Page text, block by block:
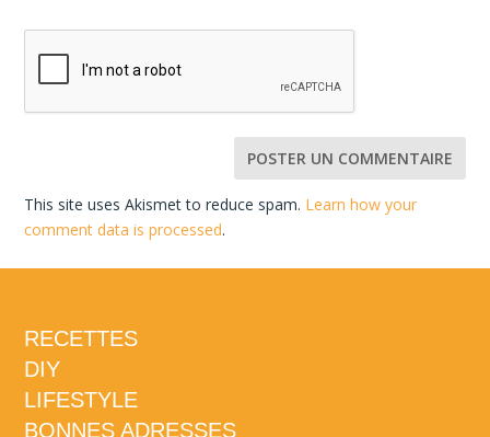
This site uses Akismet to reduce spam. Learn how your
comment data is processed.
RECETTES
DIY
LIFESTYLE
BONNES ADRESSES